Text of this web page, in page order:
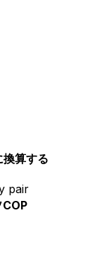
換算する
pair
COP